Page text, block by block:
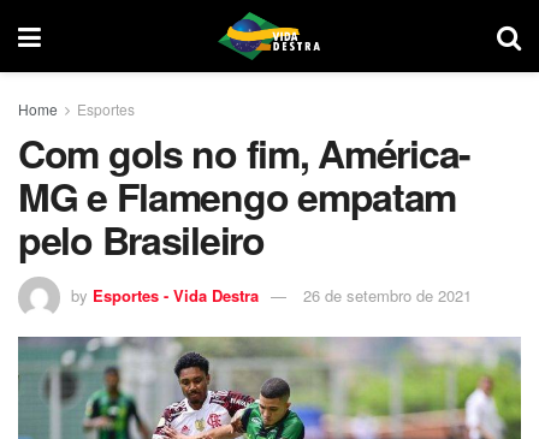
Home Esportes
Com gols no fim, América-
MG e Flamengo empatam
pelo Brasileiro
by Esportes - Vida Destra 26 de setembro de 2021